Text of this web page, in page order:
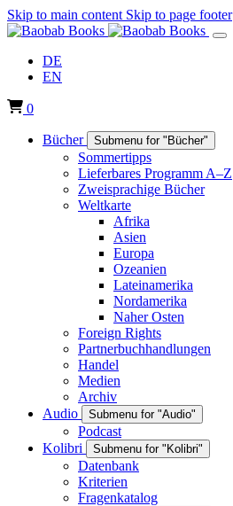
Skip to main content Skip to page footer
DE
EN
0
Bücher Submenu for "Bücher"
Sommertipps
Lieferbares Programm A–Z
Zweisprachige Bücher
Weltkarte
Afrika
Asien
Europa
Ozeanien
Lateinamerika
Nordamerika
Naher Osten
Foreign Rights
Partnerbuchhandlungen
Handel
Medien
Archiv
Audio
Submenu for "Audio"
Podcast
Kolibri
Submenu for "Kolibri"
Datenbank
Kriterien
Fragenkatalog